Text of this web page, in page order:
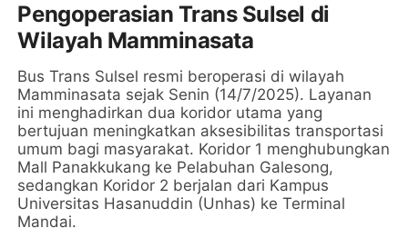
Pengoperasian Trans Sulsel di
Wilayah Mamminasata
Bus Trans Sulsel resmi beroperasi di wilayah
Mamminasata sejak Senin (14/7/2025). Layanan
ini menghadirkan dua koridor utama yang
bertujuan meningkatkan aksesibilitas transportasi
umum bagi masyarakat. Koridor 1 menghubungkan
Mall Panakkukang ke Pelabuhan Galesong,
sedangkan Koridor 2 berjalan dari Kampus
Universitas Hasanuddin (Unhas) ke Terminal
Mandai.